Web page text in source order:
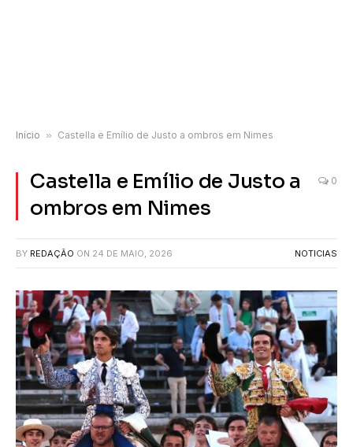
Início » Castella e Emílio de Justo a ombros em Nimes
Castella e Emílio de Justo a
ombros em Nimes
0
BY REDAÇÃO ON 24 DE MAIO, 2026 NOTICIAS